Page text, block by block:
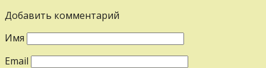
Добавить комментарий
Имя
Email